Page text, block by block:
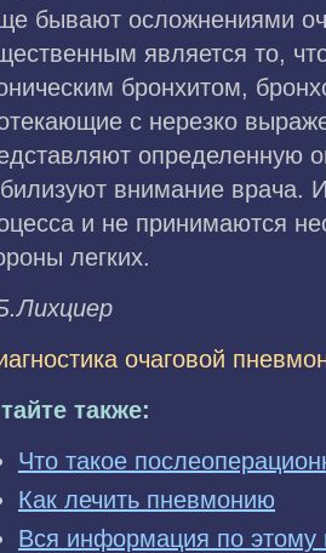
бывают осложнениями
является то,
бронхитом,
с нерезко
определенную
внимание врача.
и не принимаются
легких.
очаговой
также:
Что такое
Как лечить пневмонию
Вся информация по этому